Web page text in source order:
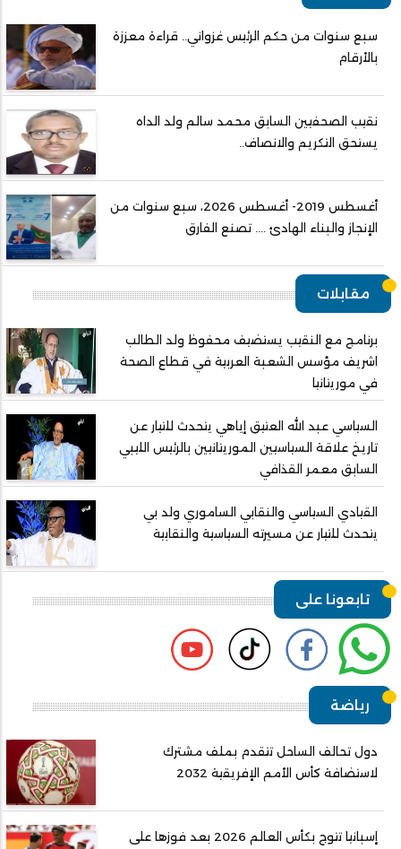
سبع سنوات من حكم الرئيس غزواني.. قراءة معززة
بالأرقام
نقيب الصحفيين السابق محمد سالم ولد الداه
يستحق التكريم والانصاف..
أغسطس 2019- أغسطس 2026، سبع سنوات من
الإنجاز والبناء الهادئ .... تصنع الفارق
مقابلات
برنامج مع النقيب يستضيف محفوظ ولد الطالب
اشريف مؤسس الشعبة العربية في قطاع الصحة
في موريتانيا
السياسي عبد الله العتيق إياهي يتحدث للتيار عن
تاريخ علاقة السياسيين الموريتانيين بالرئيس الليبي
السابق معمر القذافي
القيادي السياسي والنقابي الساموري ولد بي
يتحدث للتيار عن مسيرته السياسية والنقابية
تابعونا على
رياضة
دول تحالف الساحل تتقدم بملف مشترك
لاستضافة كأس الأمم الإفريقية 2032
إسبانيا تتوج بكأس العالم 2026 بعد فوزها على